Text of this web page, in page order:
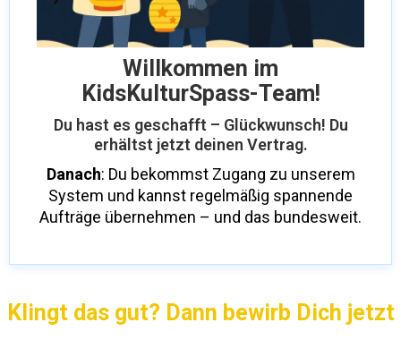
Willkommen im
KidsKulturSpass-Team!
Du hast es geschafft – Glückwunsch! Du
erhältst jetzt deinen Vertrag.
Danach: Du bekommst Zugang zu unserem
System und kannst regelmäßig spannende
Aufträge übernehmen – und das bundesweit.
Klingt das gut? Dann bewirb Dich jetzt